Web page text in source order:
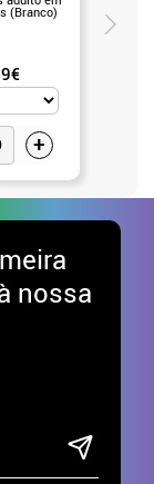
(Branco)
+
nossa